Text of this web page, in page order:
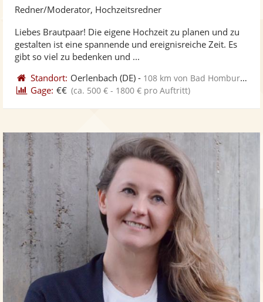
Redner/Moderator, Hochzeitsredner
Liebes Brautpaar! Die eigene Hochzeit zu planen und zu
gestalten ist eine spannende und ereignisreiche Zeit. Es
gibt so viel zu bedenken und ...
Standort: Oerlenbach (DE) - 108 km von Bad Homburg vor der Höhe
Gage: €€ (ca. 500 € - 1800 € pro Auftritt)